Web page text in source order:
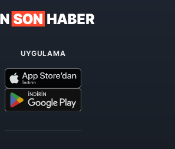
UYGULAMA